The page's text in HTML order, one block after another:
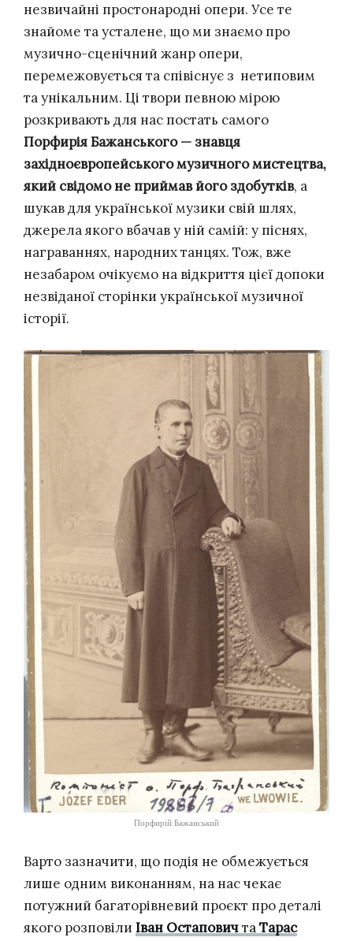
незвичайні простонародні опери. Усе те
знайоме та усталене, що ми знаємо про
музично-сценічний жанр опери,
перемежовується та співіснує з нетиповим
та унікальним. Ці твори певною мірою
розкривають для нас постать самого
Порфирія Бажанського — знавця
західноєвропейського музичного мистецтва,
який свідомо не приймав його здобутків, а
шукав для української музики свій шлях,
джерела якого вбачав у ній самій: у піснях,
награваннях, народних танцях. Тож, вже
незабаром очікуємо на відкриття цієї допоки
незвіданої сторінки української музичної
історії.
Порфирій Бажанський
Варто зазначити, що подія не обмежується
лише одним виконанням, на нас чекає
потужний багаторівневий проєкт про деталі
якого розповіли Іван ОстаповичтаТарас